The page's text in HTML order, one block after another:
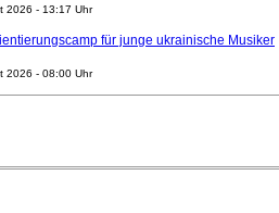
2026 - 13:17 Uhr
für junge ukrainische Musiker
2026 - 08:00 Uhr
Generalmusikdirektor Stefan Veselka